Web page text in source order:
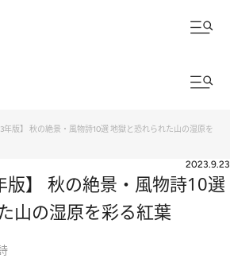
年版】 秋の絶景・風物詩10選 地獄と恐れられた山の湿原を
2023.9.23
版】 秋の絶景・風物詩10選
山の湿原を彩る紅葉